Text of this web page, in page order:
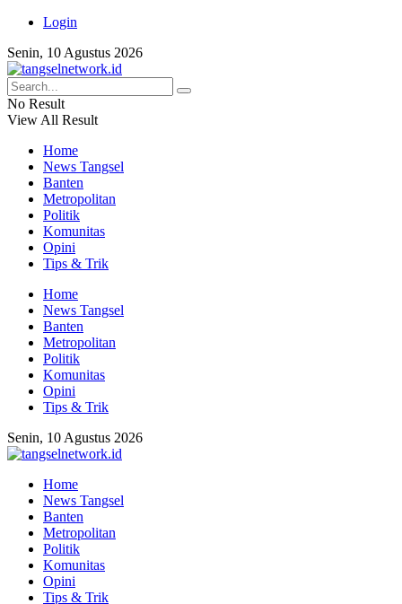
Login
Senin, 10 Agustus 2026
No Result
View All Result
Home
News Tangsel
Banten
Metropolitan
Politik
Komunitas
Opini
Tips & Trik
Home
News Tangsel
Banten
Metropolitan
Politik
Komunitas
Opini
Tips & Trik
Senin, 10 Agustus 2026
Home
News Tangsel
Banten
Metropolitan
Politik
Komunitas
Opini
Tips & Trik